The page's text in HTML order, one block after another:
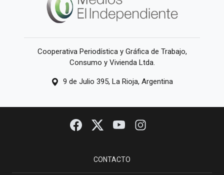
Cooperativa Periodística y Gráfica de Trabajo,
Consumo y Vivienda Ltda.
9 de Julio 395, La Rioja, Argentina
CONTACTO